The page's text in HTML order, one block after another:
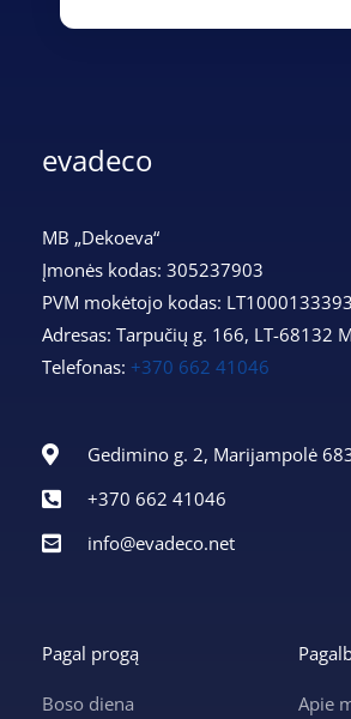
evadeco
MB „Dekoeva“
Įmonės kodas: 305237903
PVM mokėtojo kodas:
Adresas: Tarpučių g. 166, LT-68132
Telefonas: +370 662 41046
Gedimino g. 2, Marijampolė
+370 662 41046
info@evadeco.net
Pagal progą
Boso diena
Apie